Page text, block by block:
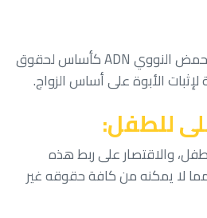
النوويADNكأساس لحقوق
الأبوة على أساس الزواج.
للطفل:
والاقتصار على ربط هذه
لا يمكنه من كافة حقوقه غير